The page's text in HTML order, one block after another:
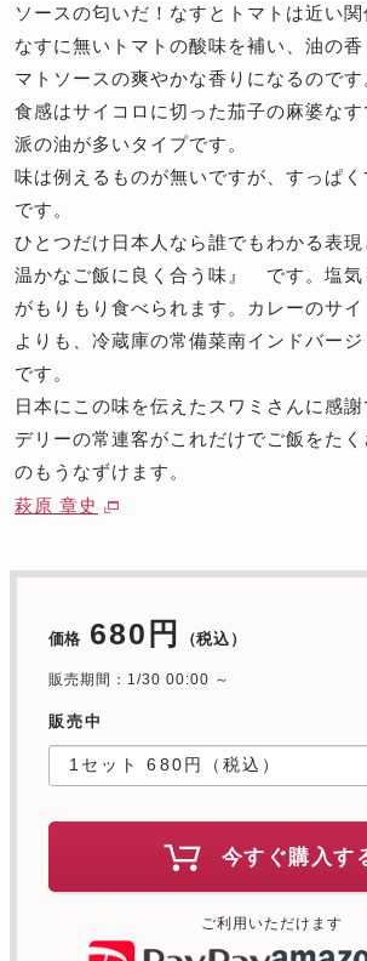
ソースの匂いだ！なすとトマトは近い
なすに無いトマトの酸味を補い、油の
マトソースの爽やかな香りになるのです
食感はサイコロに切った茄子の麻婆な
派の油が多いタイプです。
味は例えるものが無いですが、すっぱ
です。
ひとつだけ日本人なら誰でもわかる表
温かなご飯に良く合う味』 です。塩気
がもりもり食べられます。カレーのサイ
よりも、冷蔵庫の常備菜南インドバー
です。
日本にこの味を伝えたスワミさんに感謝
デリーの常連客がこれだけでご飯をたく
のもうなずけます。
萩原 章史
価格 680円 （税込）
販売期間：1/30 00:00 ～
販売中
今すぐ購入す
ご利用いただけます